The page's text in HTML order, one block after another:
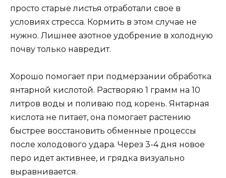
просто старые листья отработали свое в
условиях стресса. Кормить в этом случае не
нужно. Лишнее азотное удобрение в холодную
почву только навредит.
Хорошо помогает при подмерзании обработка
янтарной кислотой. Растворяю 1 грамм на 10
литров воды и поливаю под корень. Янтарная
кислота не питает, она помогает растению
быстрее восстановить обменные процессы
после холодового удара. Через 3-4 дня новое
перо идет активнее, и грядка визуально
выравнивается.